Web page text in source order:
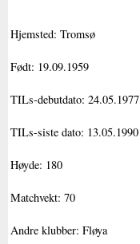
Hjemsted: Tromsø
Født: 19.09.1959
TILs-debutdato: 24.05.1977
TILs-siste dato: 13.05.1990
Høyde: 180
Matchvekt: 70
Andre klubber: Fløya